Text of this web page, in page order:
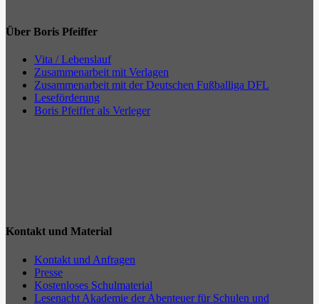
Über Boris Pfeiffer
Vita / Lebenslauf
Zusammenarbeit mit Verlagen
Zusammenarbeit mit der Deutschen Fußballiga DFL
Leseförderung
Boris Pfeiffer als Verleger
Kontakt und Material
Kontakt und Anfragen
Presse
Kostenloses Schulmaterial
Lesenacht Akademie der Abenteuer für Schulen und